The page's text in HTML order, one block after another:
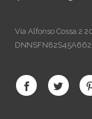
Via Alfonso Cossa 2